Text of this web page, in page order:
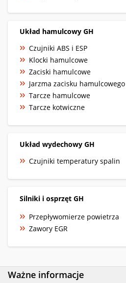
Układ hamulcowy GH
Czujniki ABS i ESP
Klocki hamulcowe
Zaciski hamulcowe
Jarzma zacisku hamulcowego
Tarcze hamulcowe
Tarcze kotwiczne
Układ wydechowy GH
Czujniki temperatury spalin
Silniki i osprzęt GH
Przepływomierze powietrza
Zawory EGR
Ważne informacje